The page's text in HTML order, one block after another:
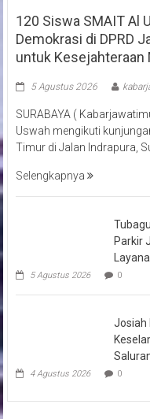
120 Siswa SMAIT Al
Demokrasi di DPRD
untuk Kesejahteraan
5 Agustus 2026
SURABAYA (
Uswah mengikuti
Timur di Jalan Indrapura,
Selengkapnya
Parkir
5 Agustus 2026 0
Josiah
4 Agustus 2026 0